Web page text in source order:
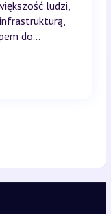
ludzi,
do...